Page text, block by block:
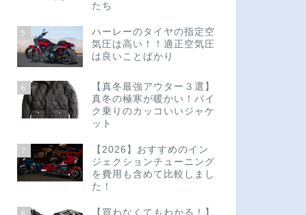
たち
5
ハーレーのタイヤの指定空
気圧は高い！！適正空気圧
は良いことばかり
6
【真冬最強アウター３選】
真冬の極寒が暖かい！バイ
ク乗りのカッコいいジャケ
ット
7
【2026】おすすめのイン
ジェクションチューニング
を費用も含めて比較しまし
た！
【買わなくてもわかる！】